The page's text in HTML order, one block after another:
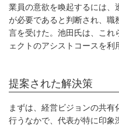
業員の意欲を喚起するには、
が必要であると判断され、職
言を受けた。池田氏は、これ
ェクトのアシストコースを利
提案された解決策
まずは、経営ビジョンの共
行うなかで、代表が特に印象